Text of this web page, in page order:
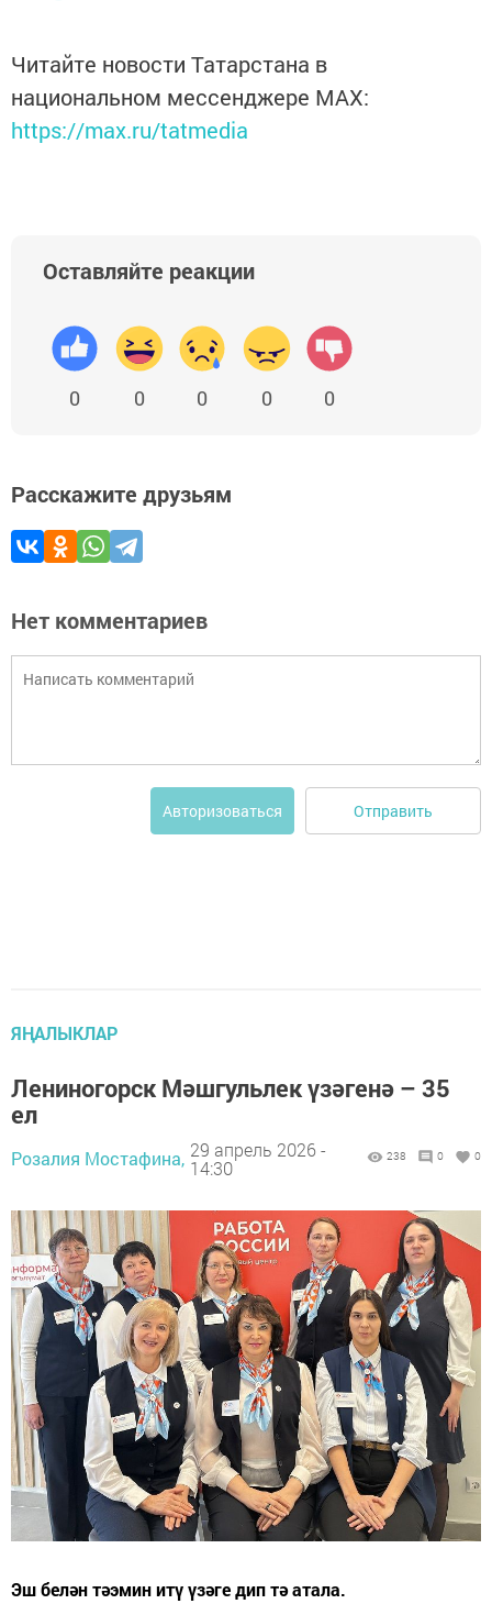
Читайте новости Татарстана в
национальном мессенджере MАХ:
https://max.ru/tatmedia
Оставляйте реакции
0 0 0 0 0
Расскажите друзьям
Нет комментариев
Авторизоваться Отправить
ЯҢАЛЫКЛАР
Лениногорск Мәшгульлек үзәгенә – 35
ел
Розалия Мостафина, 29 апрель 2026 -
14:30
238 0 0
Эш белән тәэмин итү үзәге дип тә атала.